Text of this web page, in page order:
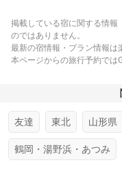
掲載している宿に関する情報
のではありません。
最新の宿情報・プラン情報は
本ページからの旅行予約では
友達 東北 山形県
鶴岡・湯野浜・あつみ